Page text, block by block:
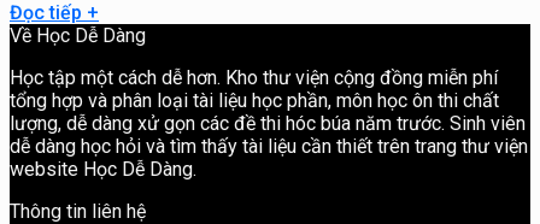
Đọc tiếp +
Về Học Dễ Dàng
Học tập một cách dễ hơn. Kho thư viện cộng đồng miễn phí
tổng hợp và phân loại tài liệu học phần, môn học ôn thi chất
lượng, dễ dàng xử gọn các đề thi hóc búa năm trước. Sinh viên
dễ dàng học hỏi và tìm thấy tài liệu cần thiết trên trang thư viện
website Học Dễ Dàng.
Thông tin liên hệ